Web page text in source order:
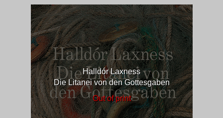
Halldór Laxness
Die Litanei von den Gottesgaben
Out of print